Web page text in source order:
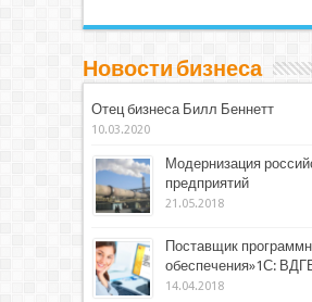
Новости бизнеса
Отец бизнеса Билл Беннетт
10.03.2020
Модернизация
предприятий
21.05.2018
Поставщик
обеспечения»1С:
14.04.2018